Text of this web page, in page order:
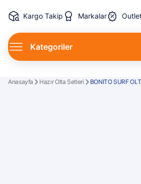
Kargo Takip Markalar
Kategoriler
Anasayfa Hazır Olta Setleri BONITO SURF